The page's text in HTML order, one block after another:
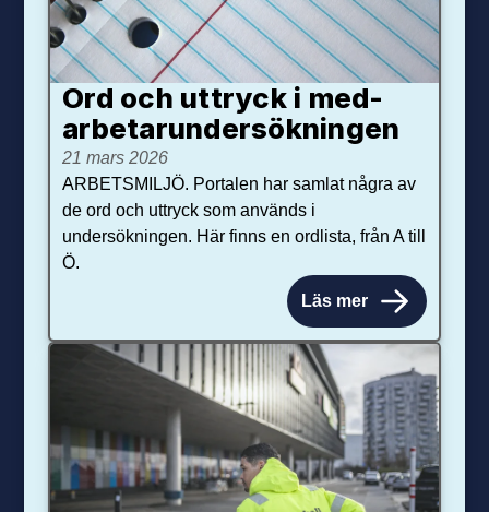
Ord och uttryck i med­­
arbetar­­under­sökningen
21 mars 2026
ARBETSMILJÖ. Portalen har samlat några av
de ord och uttryck som används i
undersökningen. Här finns en ordlista, från A till
Ö.
Läs mer